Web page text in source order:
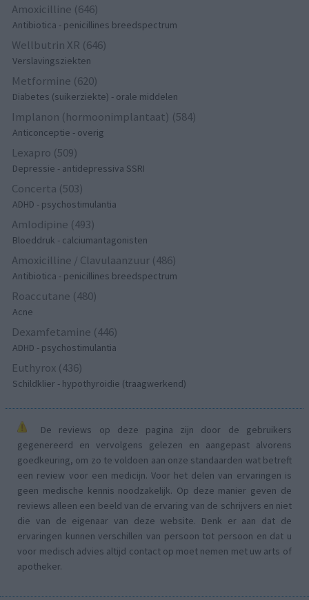
Amoxicilline (646)
Antibiotica - penicillines breedspectrum
Wellbutrin XR (646)
Verslavingsziekten
Metformine (620)
Diabetes (suikerziekte) - orale middelen
Implanon (hormoonimplantaat) (584)
Anticonceptie - overig
Lexapro (509)
Depressie - antidepressiva SSRI
Concerta (503)
ADHD - psychostimulantia
Amlodipine (493)
Bloeddruk - calciumantagonisten
Amoxicilline / Clavulaanzuur (486)
Antibiotica - penicillines breedspectrum
Roaccutane (480)
Acne
Dexamfetamine (446)
ADHD - psychostimulantia
Euthyrox (436)
Schildklier - hypothyroidie (traagwerkend)
De reviews op deze pagina zijn door de gebruikers
gegenereerd en vervolgens gelezen en aangepast alvorens
goedkeuring, om zo te voldoen aan onze standaarden wat betreft
een review voor een medicijn. Voor het delen van ervaringen is
geen medische kennis noodzakelijk. Op deze manier geven de
reviews alleen een beeld van de ervaring van de schrijvers en niet
die van de eigenaar van deze website. Denk er aan dat de
ervaringen kunnen verschillen van persoon tot persoon en dat u
voor medisch advies altijd contact op moet nemen met uw arts of
apotheker.